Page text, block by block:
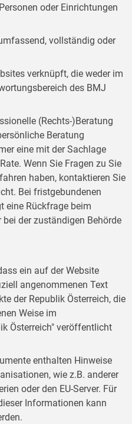
oder Einrichtungen
vollständig oder
verknüpft, die weder im
des BMJ
(Rechts-)Beratung
Beratung
eine mit der Sachlage
Wenn Sie Fragen zu Sie
haben, kontaktieren Sie
Bei fristgebundenen
eine Rückfrage beim
der zuständigen Behörde
ein auf der Website
angenommenen Text
der Republik Österreich, die
Weise im
Österreich" veröffentlicht
enthalten Hinweise
wie z.B. anderer
oder den EU-Server. Für
Informationen kann